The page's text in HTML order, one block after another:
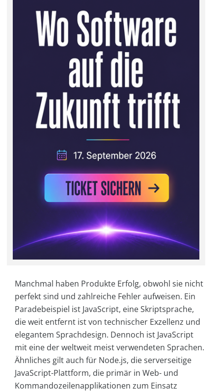
Manchmal haben Produkte Erfolg, obwohl sie nicht
perfekt sind und zahlreiche Fehler aufweisen. Ein
Paradebeispiel ist JavaScript, eine Skriptsprache,
die weit entfernt ist von technischer Exzellenz und
elegantem Sprachdesign. Dennoch ist JavaScript
mit eine der weltweit meist verwendeten Sprachen.
Ähnliches gilt auch für Node.js, die serverseitige
JavaScript-Plattform, die primär in Web- und
Kommandozeilenapplikationen zum Einsatz